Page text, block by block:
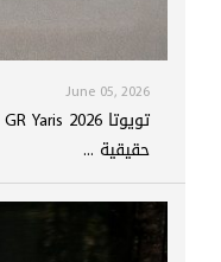
June 05, 2026
حقيقية ...